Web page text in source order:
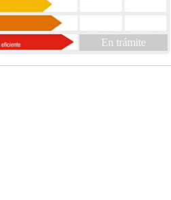
En trámite